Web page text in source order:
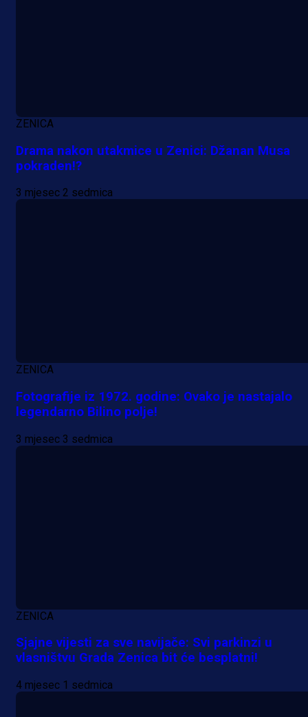
Premijer liga BiH
Grbavica se prisjetila Izeta
ZENICA
Drama nakon utakmice u Zenici: Džanan Musa
pokraden!?
3 mjesec 2 sedmica
ZENICA
Fotografije iz 1972. godine: Ovako je nastajalo
legendarno Bilino polje!
3 mjesec 3 sedmica
ZENICA
Sjajne vijesti za sve navijače: Svi parkinzi u
vlasništvu Grada Zenica bit će besplatni!
4 mjesec 1 sedmica